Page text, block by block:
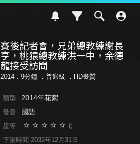
賽後記者會，兄弟總教練謝長
亨，桃猿總教練洪一中，余德
龍接受訪問
2014．9分鐘 ． 普遍級 ．HD畫質
類型 2014年花絮
發音 國語
星等 0
下架時間 2032年12月31日